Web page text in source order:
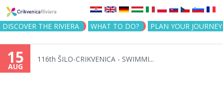
Jump to navigation
DISCOVER THE RIVIERA WHAT TO DO? PLAN YOUR JOURNEY
15
AUG
116th ŠILO-CRIKVENICA - SWIMMI...